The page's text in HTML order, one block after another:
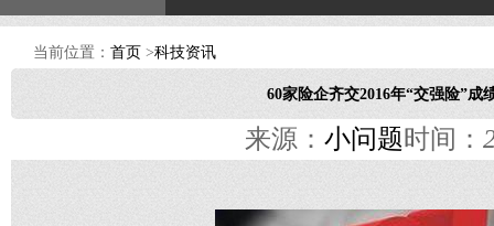
当前位置： 首页 >科技资讯
60家险企齐交2016年“交强险”成
来源： 小问题时间：